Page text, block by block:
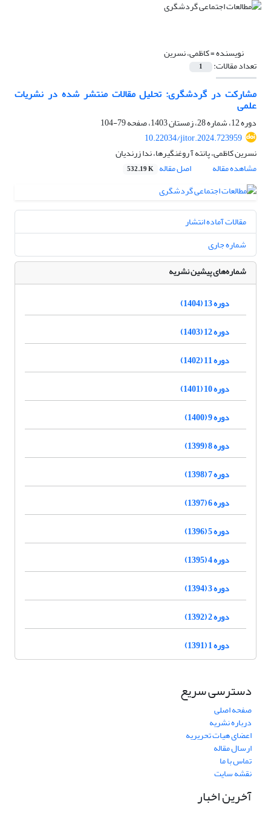
نویسنده =کاظمی، نسرین
تعداد مقالات: 1
مشارکت در گردشگری: تحلیل مقالات منتشر شده در نشریات
علمی
دوره 12، شماره 28، زمستان 1403، صفحه
79-104
10.22034/jitor.2024.723959
نسرین کاظمی، پانته آ روغنگیرها، ندا زرندیان
مشاهده مقاله
اصل مقاله 532.19 K
مقالات آماده انتشار
شماره جاری
شماره‌های پیشین نشریه
دوره 13 (1404)
دوره 12 (1403)
دوره 11 (1402)
دوره 10 (1401)
دوره 9 (1400)
دوره 8 (1399)
دوره 7 (1398)
دوره 6 (1397)
دوره 5 (1396)
دوره 4 (1395)
دوره 3 (1394)
دوره 2 (1392)
دوره 1 (1391)
دسترسی سریع
صفحه اصلی
درباره نشریه
اعضای هیات تحریریه
ارسال مقاله
تماس با ما
نقشه سایت
آخرین اخبار